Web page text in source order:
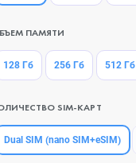
ПАМЯТИ
128 Гб 256 Гб 512 Гб
SIM-КАРТ
Dual SIM (nano SIM+eSIM)